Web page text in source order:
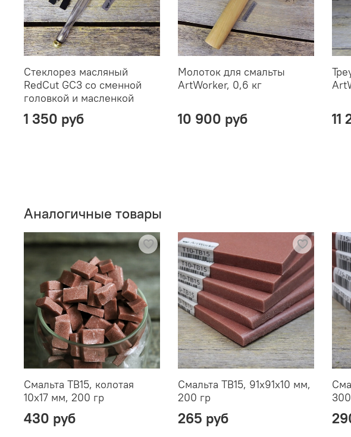
Стеклорез масляный
RedCut GC3 со сменной
головкой и масленкой
1 350 руб
Молоток для смальты
ArtWorker, 0,6 кг
10 900 руб 11
Аналогичные товары
Смальта TB15, колотая
10х17 мм, 200 гр
430 руб
Смальта TB15, 91х91х10 мм,
200 гр
265 руб